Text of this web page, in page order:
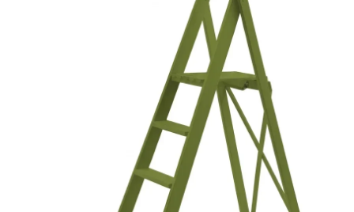
Parapetti Ringhiere Balaustre in acciaio e alluminio